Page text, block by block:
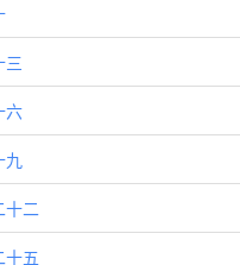
三
六
九
十二
十五